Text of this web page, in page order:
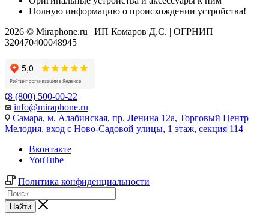
Полную информацию о происхождении устройства!
2026 © Miraphone.ru | ИП Комаров Д.С. | ОГРНИП
320470400048945
8 (800) 500-00-22
info@miraphone.ru
Самара, м. Алабинская, пр. Ленина 12а, Торговый Центр
Мелодия, вход с Ново-Садовой улицы, 1 этаж, секция 114
Вконтакте
YouTube
Политика конфиденциальности
Найти